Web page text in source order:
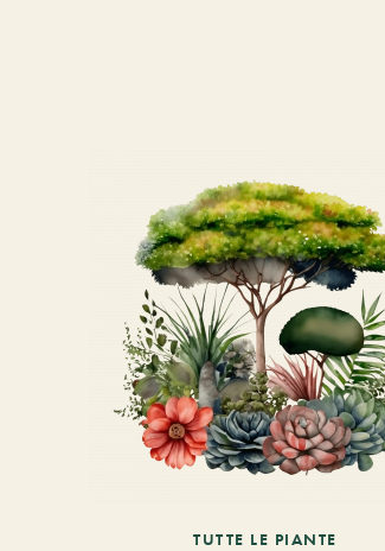
TUTTE LE PIANTE